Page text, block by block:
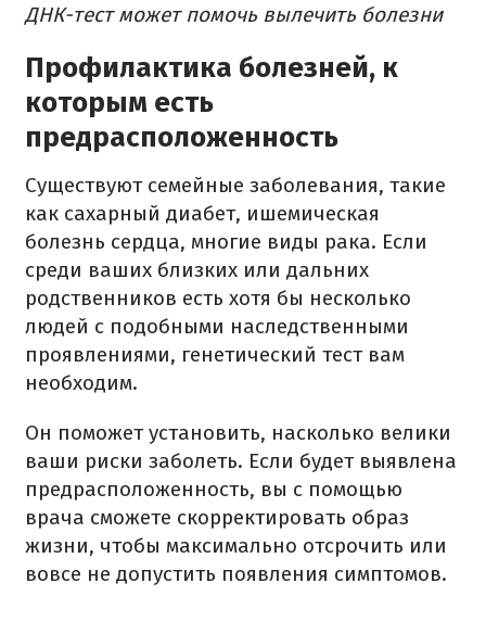
ДНК-тест может помочь вылечить болезни
Профилактика болезней, к
которым есть
предрасположенность
Существуют семейные заболевания, такие
как сахарный диабет, ишемическая
болезнь сердца, многие виды рака. Если
среди ваших близких или дальних
родственников есть хотя бы несколько
людей с подобными наследственными
проявлениями, генетический тест вам
необходим.
Он поможет установить, насколько велики
ваши риски заболеть. Если будет выявлена
предрасположенность, вы с помощью
врача сможете скорректировать образ
жизни, чтобы максимально отсрочить или
вовсе не допустить появления симптомов.